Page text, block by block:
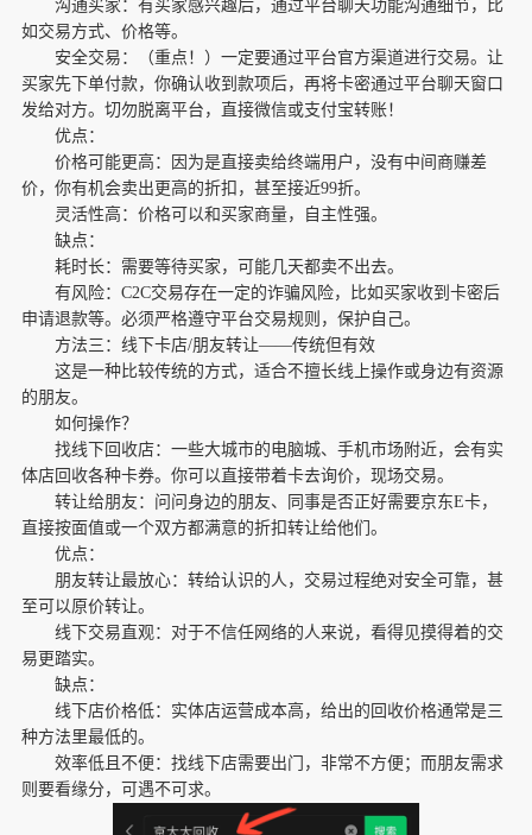
沟通买家：有买家感兴趣后，通过平台聊天功能沟通细节，比
如交易方式、价格等。
安全交易：（重点！）一定要通过平台官方渠道进行交易。让
买家先下单付款，你确认收到款项后，再将卡密通过平台聊天窗口
发给对方。切勿脱离平台，直接微信或支付宝转账！
优点：
价格可能更高：因为是直接卖给终端用户，没有中间商赚差
价，你有机会卖出更高的折扣，甚至接近99折。
灵活性高：价格可以和买家商量，自主性强。
缺点：
耗时长：需要等待买家，可能几天都卖不出去。
有风险：C2C交易存在一定的诈骗风险，比如买家收到卡密后
申请退款等。必须严格遵守平台交易规则，保护自己。
方法三：线下卡店/朋友转让——传统但有效
这是一种比较传统的方式，适合不擅长线上操作或身边有资源
的朋友。
如何操作？
找线下回收店：一些大城市的电脑城、手机市场附近，会有实
体店回收各种卡券。你可以直接带着卡去询价，现场交易。
转让给朋友：问问身边的朋友、同事是否正好需要京东E卡，
直接按面值或一个双方都满意的折扣转让给他们。
优点：
朋友转让最放心：转给认识的人，交易过程绝对安全可靠，甚
至可以原价转让。
线下交易直观：对于不信任网络的人来说，看得见摸得着的交
易更踏实。
缺点：
线下店价格低：实体店运营成本高，给出的回收价格通常是三
种方法里最低的。
效率低且不便：找线下店需要出门，非常不方便；而朋友需求
则要看缘分，可遇不可求。